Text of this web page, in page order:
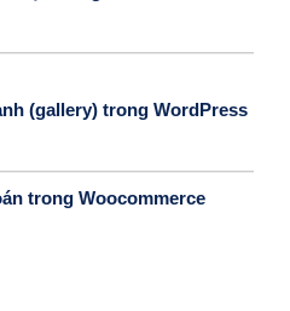
(gallery) trong WordPress
trong Woocommerce